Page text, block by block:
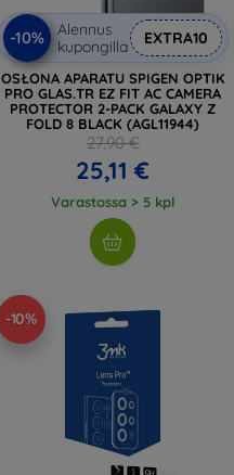
-10%
Alennus
kupongilla
EXTRA10
OSŁONA APARATU SPIGEN OPTIK
PRO GLAS.TR EZ FIT AC CAMERA
PROTECTOR 2-PACK GALAXY Z
FOLD 8 BLACK (AGL11944)
27,90 €
25,11 €
Varastossa > 5 kpl
-10%